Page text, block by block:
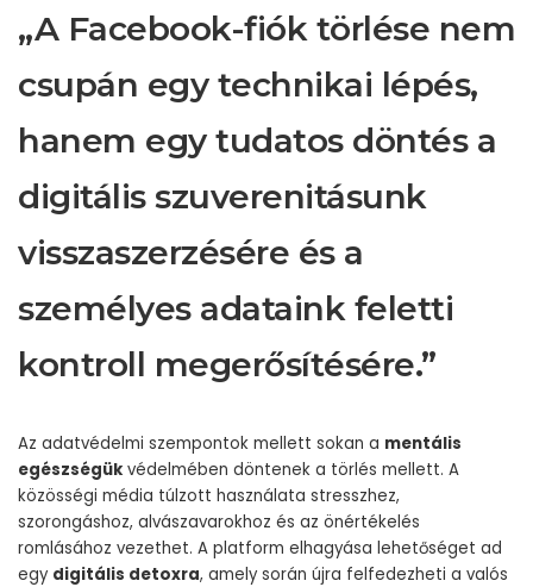
„A Facebook-fiók törlése nem
csupán egy technikai lépés,
hanem egy tudatos döntés a
digitális szuverenitásunk
visszaszerzésére és a
személyes adataink feletti
kontroll megerősítésére.”
Az adatvédelmi szempontok mellett sokan a mentális
egészségük védelmében döntenek a törlés mellett. A
közösségi média túlzott használata stresszhez,
szorongáshoz, alvászavarokhoz és az önértékelés
romlásához vezethet. A platform elhagyása lehetőséget ad
egy digitális detoxra, amely során újra felfedezheti a valós